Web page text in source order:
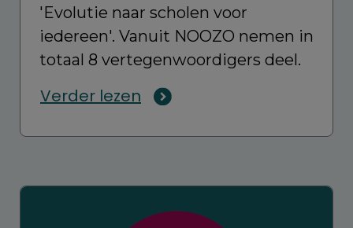
'Evolutie naar scholen voor
iedereen'. Vanuit NOOZO nemen in
totaal 8 vertegenwoordigers deel.
Verder lezen